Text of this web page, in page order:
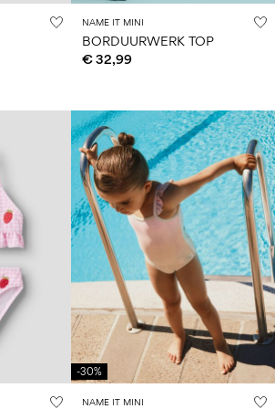
NAME IT MINI
BORDUURWERK TOP
€ 32,99
-30%
NAME IT MINI